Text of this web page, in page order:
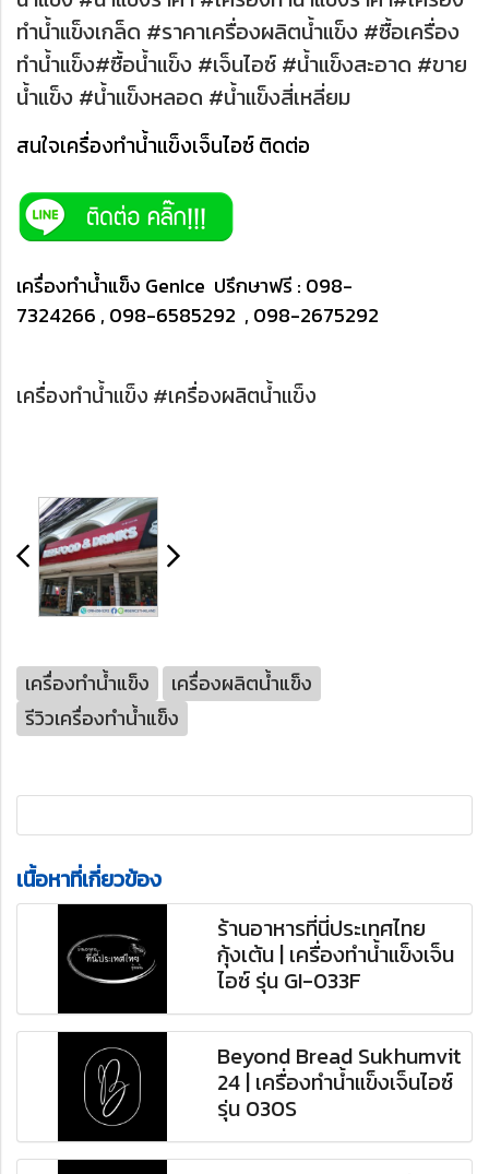
ทำน้ำแข็งเกล็ด #ราคาเครื่องผลิตน้ำแข็ง #ซื้อเครื่อง
ทำน้ำแข็ง#ซื้อน้ำแข็ง #เจ็นไอซ์ #น้ำแข็งสะอาด #ขาย
น้ำแข็ง #น้ำแข็งหลอด #น้ำแข็งสี่เหลี่ยม
สนใจเครื่องทำน้ำแข็งเจ็นไอซ์ ติดต่อ
เครื่องทำน้ำแข็ง GenIce ปรึกษาฟรี : 098-
7324266 , 098-6585292 , 098-2675292
เครื่องทำน้ำแข็ง #เครื่องผลิตน้ำแข็ง
เครื่องทำน้ำแข็ง
เครื่องผลิตน้ำแข็ง
รีวิวเครื่องทำน้ำแข็ง
เนื้อหาที่เกี่ยวข้อง
ร้านอาหารที่นี่ประเทศไทย
กุ้งเต้น | เครื่องทำน้ำแข็งเจ็น
ไอซ์ รุ่น GI-033F
Beyond Bread Sukhumvit
24 | เครื่องทำน้ำแข็งเจ็นไอซ์
รุ่น 030S